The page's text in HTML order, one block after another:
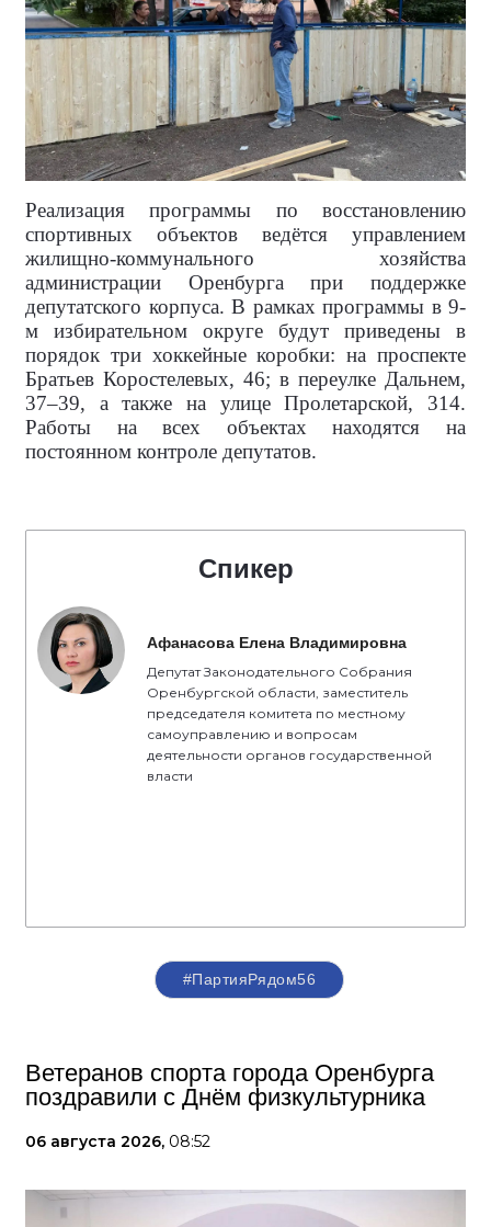
Реализация программы по восстановлению
спортивных объектов ведётся управлением
жилищно-коммунального хозяйства
администрации Оренбурга при поддержке
депутатского корпуса. В рамках программы в 9-
м избирательном округе будут приведены в
порядок три хоккейные коробки: на проспекте
Братьев Коростелевых, 46; в переулке Дальнем,
37–39, а также на улице Пролетарской, 314.
Работы на всех объектах находятся на
постоянном контроле депутатов.
Спикер
Афанасова Елена Владимировна
Депутат Законодательного Собрания
Оренбургской области, заместитель
председателя комитета по местному
самоуправлению и вопросам
деятельности органов государственной
власти
#ПартияРядом56
Ветеранов спорта города Оренбурга
поздравили с Днём физкультурника
06 августа 2026, 08:52